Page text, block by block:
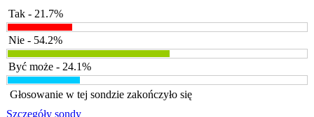
Tak - 21.7%
Nie - 54.2%
Być może - 24.1%
Głosowanie w tej sondzie zakończyło się
Szczegóły sondy